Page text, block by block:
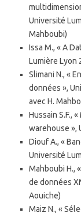
Université
Mahboubi)
Issa M., « A
Lumière Lyon
Slimani N., «
données »,
avec H.
Hussain S.F.,
warehouse »,
Diouf A., «
Université
Mahboubi H.,
de données
Aouiche)
Maiz N., «